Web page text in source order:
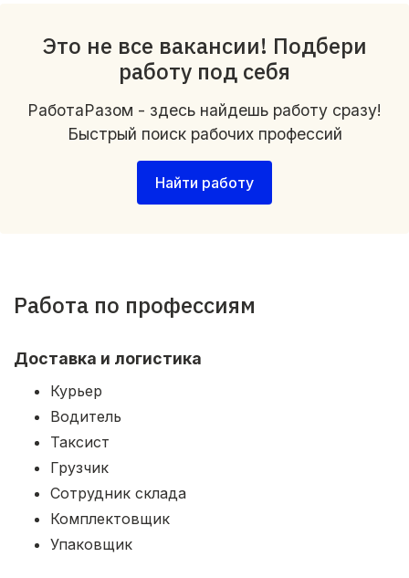
Это не все вакансии! Подбери
работу под себя
РаботаРазом - здесь найдешь работу сразу!
Быстрый поиск рабочих профессий
Найти работу
Работа по профессиям
Доставка и логистика
Курьер
Водитель
Таксист
Грузчик
Сотрудник склада
Комплектовщик
Упаковщик